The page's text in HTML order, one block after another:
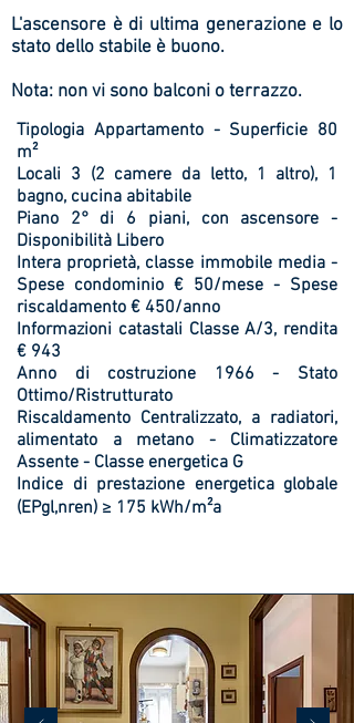
L'ascensore è di ultima generazione e lo
stato dello stabile è buono.
Nota: non vi sono balconi o terrazzo.
Tipologia Appartamento - Superficie 80
m²
Locali 3 (2 camere da letto, 1 altro), 1
bagno, cucina abitabile
Piano 2° di 6 piani, con ascensore -
Disponibilità Libero
Intera proprietà, classe immobile media -
Spese condominio € 50/mese - Spese
riscaldamento € 450/anno
Informazioni catastali Classe A/3, rendita
€ 943
Anno di costruzione 1966 - Stato
Ottimo/Ristrutturato
Riscaldamento Centralizzato, a radiatori,
alimentato a metano - Climatizzatore
Assente - Classe energetica G
Indice di prestazione energetica globale
(EPgl,nren) ≥ 175 kWh/m²a